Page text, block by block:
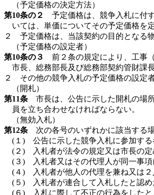
（予定価格の決定方法）
第10条の２
予定価格は、競争入札に付
いては、単価についてその予定価格を
２ 予定価格は、当該契約の目的となる
（予定価格の設定者）
第10条の３
前２条の規定により、工事
市長、総務部長及び総務部契約管財課
２ その他の競争入札の予定価格の設定
（開札）
第11条 市長は、公告に示した開札の場
員を立ち合わせなければならない。
（無効入札）
第12条 次の各号のいずれかに該当する
(１) 公告に示した競争入札に参加する
(２) 入札者が法令の規定又は市長の定
(３) 入札者又はその代理人が同一事項
(４) 入札者が他人の代理を兼ね又は２
(５) 入札者が連合して入札したと認め
(６) 入札に際して不正の行為をしたと